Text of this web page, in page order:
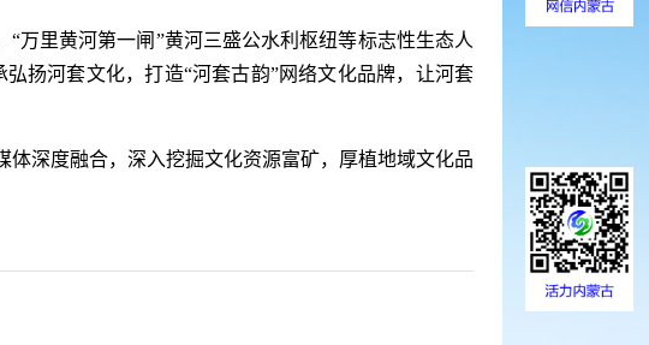
万里黄河第一闸”黄河三盛公水利枢纽等标志性生态人
扬河套文化，打造“河套古韵”网络文化品牌，让河套
深度融合，深入挖掘文化资源富矿，厚植地域文化品